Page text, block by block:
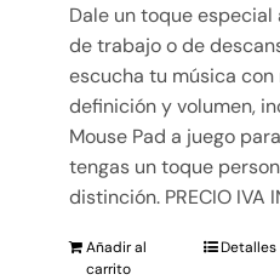
Dale un toque especial
de trabajo o de
escucha tu música con
definición y volumen,
Mouse Pad a juego
tengas un toque
distinción. PRECIO IVA
Añadir al
carrito
Detalles